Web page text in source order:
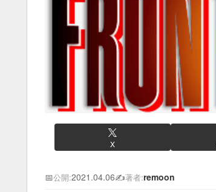
X
📅公開:2021.04.06✍️著者:remoon